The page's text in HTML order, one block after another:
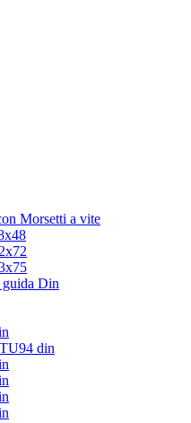
Morsetti a vite
Din
din